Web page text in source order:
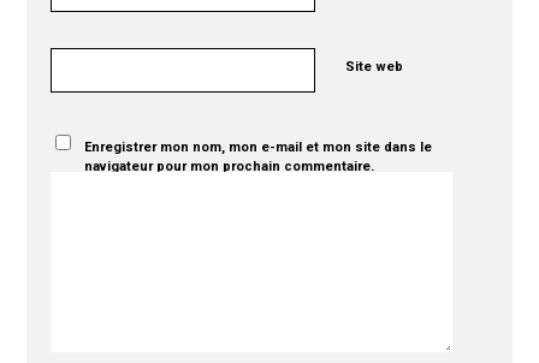
Site web
Enregistrer mon nom, mon e-mail et mon site dans le
navigateur pour mon prochain commentaire.